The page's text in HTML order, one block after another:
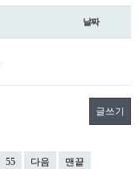
날짜
글쓰기
55 다음 맨끝